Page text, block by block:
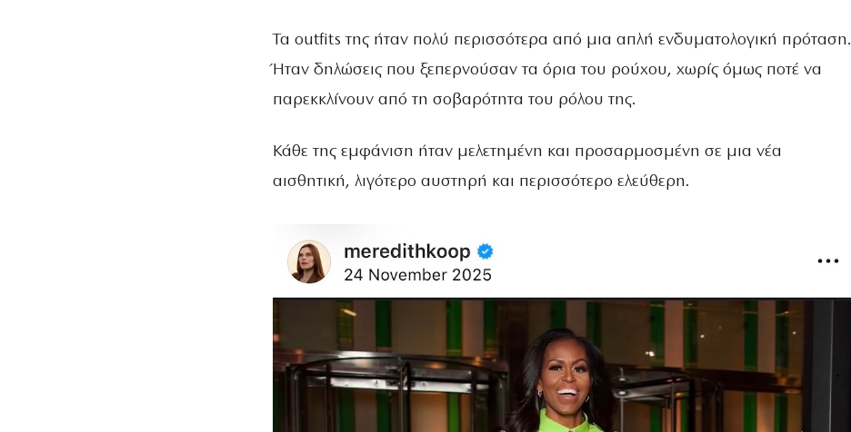
Τα outfits της ήταν πολύ περισσότερα από μια απλή ενδυματολογική πρόταση.
Ήταν δηλώσεις που ξεπερνούσαν τα όρια του ρούχου, χωρίς όμως ποτέ να
παρεκκλίνουν από τη σοβαρότητα του ρόλου της.
Κάθε της εμφάνιση ήταν μελετημένη και προσαρμοσμένη σε μια νέα
αισθητική, λιγότερο αυστηρή και περισσότερο ελεύθερη.